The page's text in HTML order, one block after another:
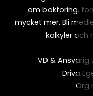
om bokföring,
mycket mer. Bli
kalkyler och
VD &
Driva
Org